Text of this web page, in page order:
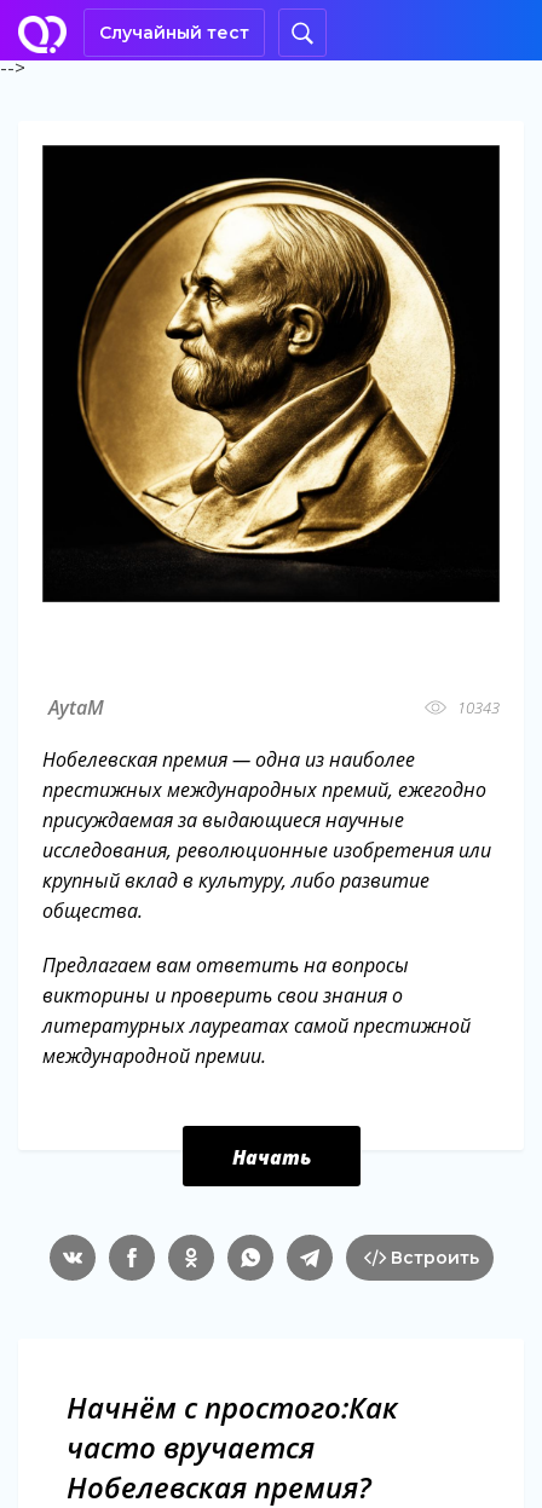
Случайный тест
-->
AytaM 10343
Нобелевская премия — одна из наиболее
престижных международных премий, ежегодно
присуждаемая за выдающиеся научные
исследования, революционные изобретения или
крупный вклад в культуру, либо развитие
общества.
Предлагаем вам ответить на вопросы
викторины и проверить свои знания о
литературных лауреатах самой престижной
международной премии.
Начать
Встроить
Начнём с простого:Как
часто вручается
Нобелевская премия?